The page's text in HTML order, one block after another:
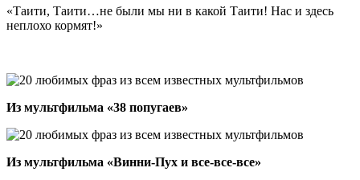
«Таити, Таити…не были мы ни в какой Таити! Нас и здесь
неплохо кормят!»
Из мультфильма «38 попугаев»
Из мультфильма «Винни-Пух и все-все-все»